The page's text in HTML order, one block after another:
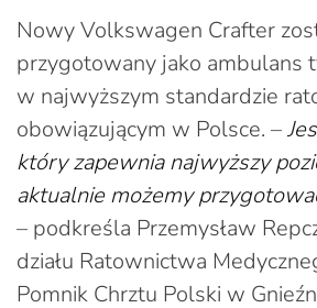
Nowy Volkswagen Crafter
przygotowany jako ambulans
w najwyższym standardzie
obowiązującym w Polsce. –
który zapewnia najwyższy
aktualnie możemy
– podkreśla Przemysław
działu Ratownictwa
Pomnik Chrztu Polski w